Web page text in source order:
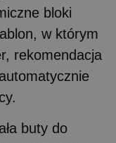
bloki
w którym
rekomendacja
buty do